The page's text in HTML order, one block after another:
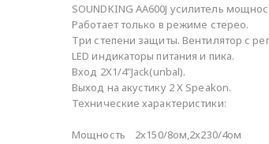
SOUNDKING AA600J усилитель
Работает только в режиме стерео.
Три степени защиты. Вентилятор с
LED индикаторы питания и пика.
Вход 2Х1/4"Jack(unbal).
Выход на акустику 2 Х Speakon.
Технические характеристики:
Мощность 2х150/8ом,2х230/4ом